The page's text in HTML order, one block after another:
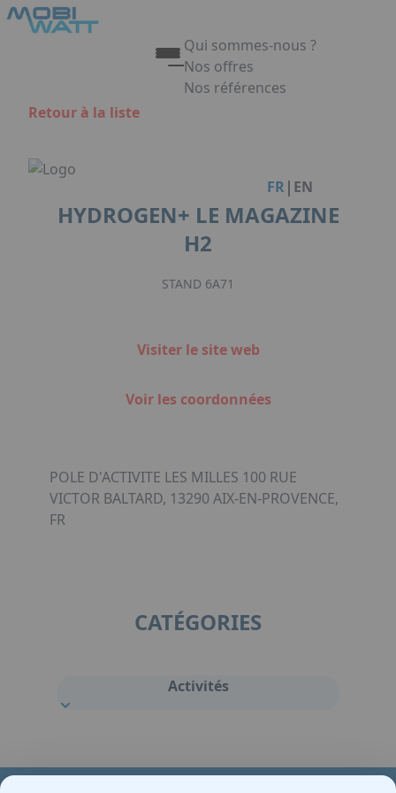
Aller au contenu principal
Qui sommes-nous ?
Nos offres
Nos références
FR | EN
Retour à la liste
HYDROGEN+ LE MAGAZINE
H2
STAND 6A71
Visiter le site web
Voir les coordonnées
POLE D'ACTIVITE LES MILLES 100 RUE
VICTOR BALTARD, 13290 AIX-EN-PROVENCE,
FR
CATÉGORIES
Activités
Panneau de gestion des cookies